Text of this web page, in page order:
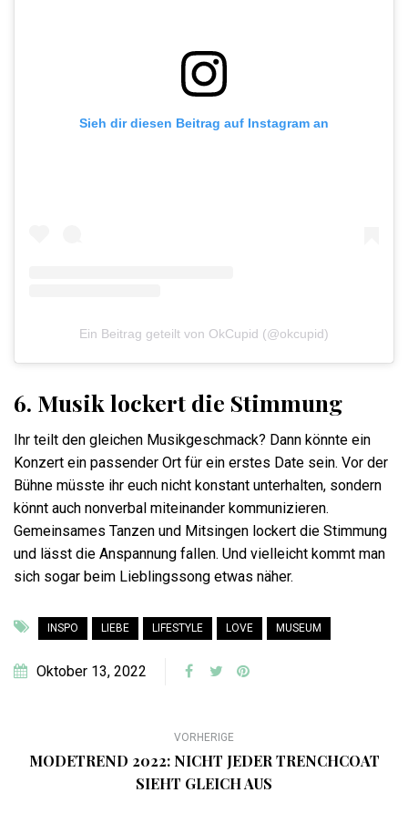
Sieh dir diesen Beitrag auf Instagram an
Ein Beitrag geteilt von OkCupid (@okcupid)
6. Musik lockert die Stimmung
Ihr teilt den gleichen Musikgeschmack? Dann könnte ein
Konzert ein passender Ort für ein erstes Date sein. Vor der
Bühne müsste ihr euch nicht konstant unterhalten, sondern
könnt auch nonverbal miteinander kommunizieren.
Gemeinsames Tanzen und Mitsingen lockert die Stimmung
und lässt die Anspannung fallen. Und vielleicht kommt man
sich sogar beim Lieblingssong etwas näher.
INSPO LIEBE LIFESTYLE LOVE MUSEUM
Oktober 13, 2022
VORHERIGE
MODETREND 2022: NICHT JEDER TRENCHCOAT
SIEHT GLEICH AUS